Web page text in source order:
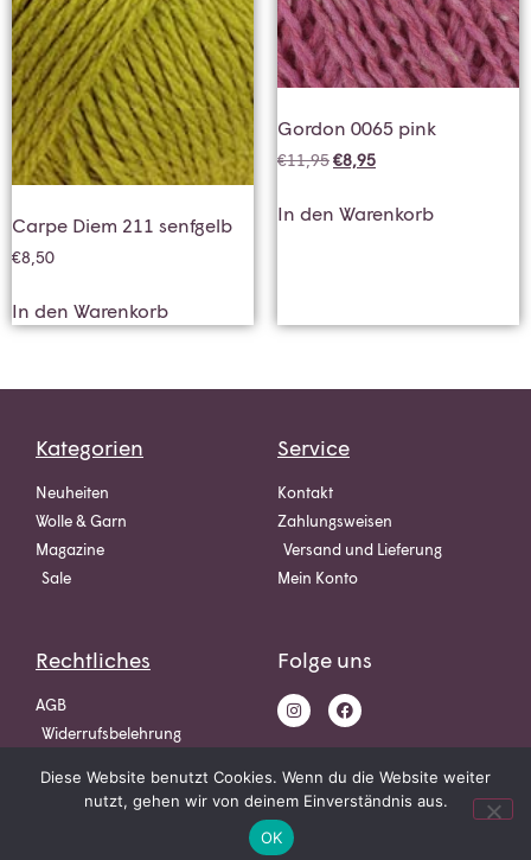
Carpe Diem 211 senfgelb
€8,50
In den Warenkorb
Gordon 0065 pink
€11,95€8,95
In den Warenkorb
Kategorien
Neuheiten
Wolle & Garn
Magazine
Sale
Service
Kontakt
Zahlungsweisen
Versand und Lieferung
Mein Konto
Rechtliches
AGB
Widerrufsbelehrung
Folge uns
Diese Website benutzt Cookies. Wenn du die Website weiter
nutzt, gehen wir von deinem Einverständnis aus.
OK